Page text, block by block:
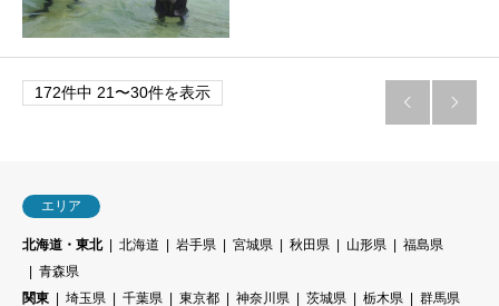
172件中 21〜30件を表示
 
エリア
北海道・東北 北海道 岩手県 宮城県 秋田県 山形県
福島県
青森県
関東
埼玉県 千葉県 東京都 神奈川県 茨城県 栃木県 群馬県